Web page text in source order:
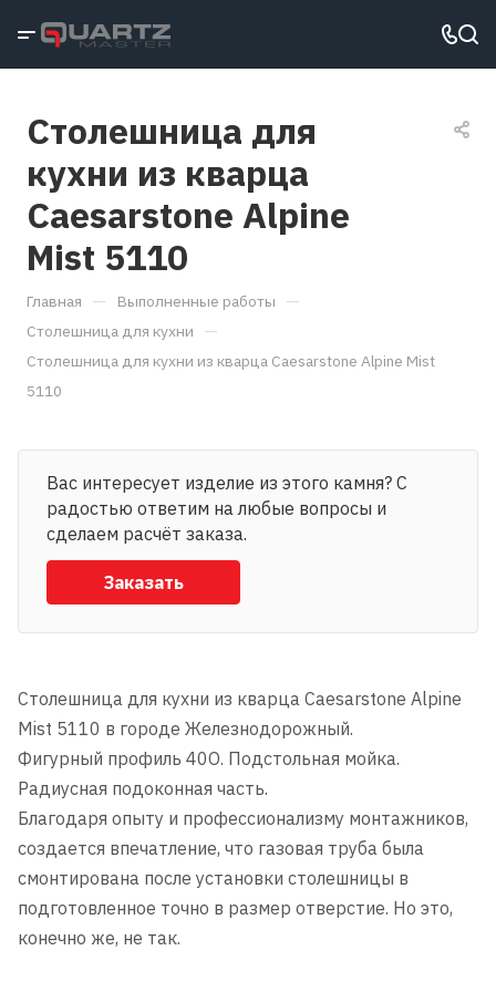
Столешница для
кухни из кварца
Caesarstone Alpine
Mist 5110
Главная — Выполненные работы —
Столешница для кухни —
Столешница для кухни из кварца Caesarstone Alpine Mist
5110
Вас интересует изделие из этого камня? С
радостью ответим на любые вопросы и
сделаем расчёт заказа.
Заказать
Столешница для кухни из кварца Caesarstone Alpine
Mist 5110 в городе Железнодорожный.
Фигурный профиль 40О. Подстольная мойка.
Радиусная подоконная часть.
Благодаря опыту и профессионализму монтажников,
создается впечатление, что газовая труба была
смонтирована после установки столешницы в
подготовленное точно в размер отверстие. Но это,
конечно же, не так.